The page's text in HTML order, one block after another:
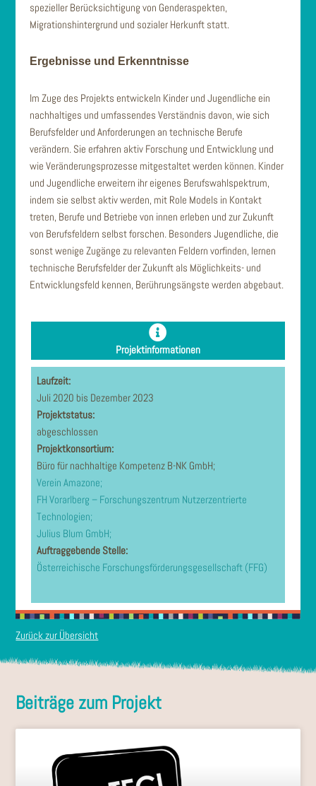
spezieller Berücksichtigung von Genderaspekten,
Migrationshintergrund und sozialer Herkunft statt.
Ergebnisse und Erkenntnisse
Im Zuge des Projekts entwickeln Kinder und Jugendliche ein
nachhaltiges und umfassendes Verständnis davon, wie sich
Berufsfelder und Anforderungen an technische Berufe
verändern. Sie erfahren aktiv Forschung und Entwicklung und
wie Veränderungsprozesse mitgestaltet werden können. Kinder
und Jugendliche erweitern ihr eigenes Berufswahlspektrum,
indem sie selbst aktiv werden, mit Role Models in Kontakt
treten, Berufe und Betriebe von innen erleben und zur Zukunft
von Berufsfeldern selbst forschen. Besonders Jugendliche, die
sonst wenige Zugänge zu relevanten Feldern vorfinden, lernen
technische Berufsfelder der Zukunft als Möglichkeits- und
Entwicklungsfeld kennen, Berührungsängste werden abgebaut.
Projektinformationen
Laufzeit:
Juli 2020 bis Dezember 2023
Projektstatus:
abgeschlossen
Projektkonsortium:
Büro für nachhaltige Kompetenz B-NK GmbH;
Verein Amazone;
FH Vorarlberg – Forschungszentrum Nutzerzentrierte
Technologien;
Julius Blum GmbH;
Auftraggebende Stelle:
Österreichische Forschungsförderungsgesellschaft (FFG)
Zurück zur Übersicht